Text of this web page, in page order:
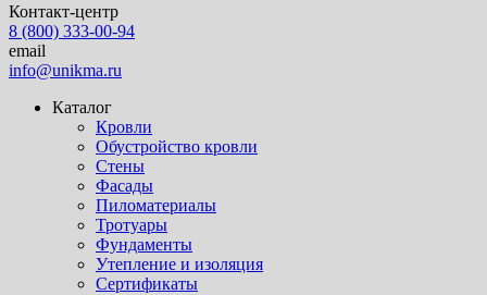
Контакт-центр
8 (800) 333-00-94
email
info@unikma.ru
Каталог
Кровли
Обустройство кровли
Стены
Фасады
Пиломатериалы
Тротуары
Фундаменты
Утепление и изоляция
Сертификаты